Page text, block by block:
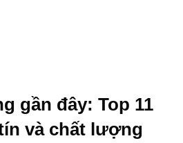
gần đây: Top 11
và chất lượng